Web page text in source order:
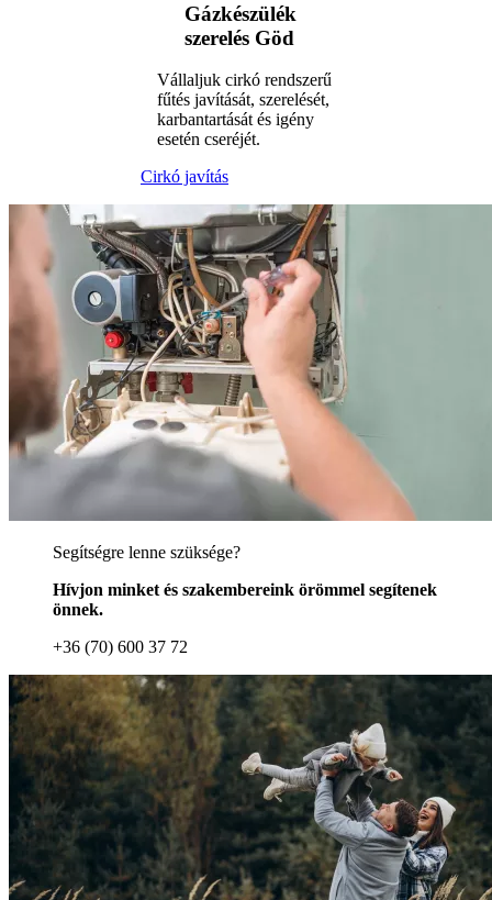
Gázkészülék
szerelés Göd
Vállaljuk cirkó rendszerű
fűtés javítását, szerelését,
karbantartását és igény
esetén cseréjét.
Cirkó javítás
Segítségre lenne szüksége?
Hívjon minket és szakembereink örömmel segítenek
önnek.
+36 (70) 600 37 72